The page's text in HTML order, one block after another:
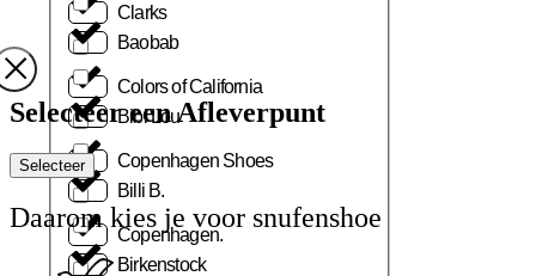
Clarks
Colors of California
Copenhagen Shoes
Copenhagen.
Baobab
Bibi Lou
Billi B.
Birkenstock
Selecteer een Afleverpunt
Selecteer
Daarom kies je voor snufenshoe